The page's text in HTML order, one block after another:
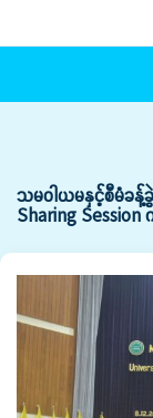
သမဝါယမနှင့်စီမံခ
Sharing Session